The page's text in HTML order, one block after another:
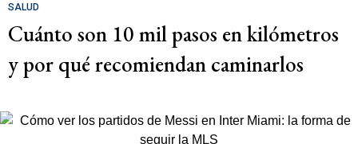
SALUD
Cuánto son 10 mil pasos en kilómetros
y por qué recomiendan caminarlos